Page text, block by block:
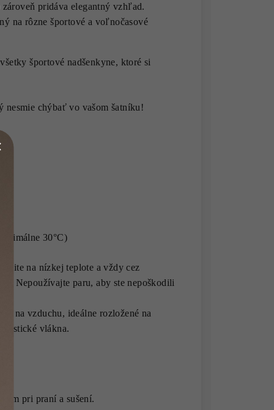
pridáva elegantný vzhľad.
na rôzne športové a voľnočasové
športové nadšenkyne, ktoré si
chýbať vo vašom šatníku!
30°C)
na nízkej teplote a vždy cez
Nepoužívajte paru, aby ste nepoškodili
na vzduchu, ideálne rozložené na
vlákna.
pri praní a sušení.